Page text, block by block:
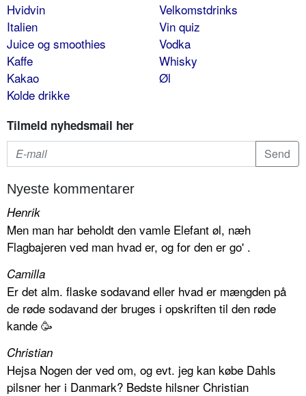
Hvidvin
Italien
Juice og smoothies
Kaffe
Kakao
Kolde drikke
Velkomstdrinks
Vin quiz
Vodka
Whisky
Øl
Tilmeld nyhedsmail her
Nyeste kommentarer
Henrik
Men man har beholdt den vamle Elefant øl, næh
Flagbajeren ved man hvad er, og for den er go' .
Camilla
Er det alm. flaske sodavand eller hvad er mængden på
de røde sodavand der bruges i opskriften til den røde
kande 🥳
Christian
Hejsa Nogen der ved om, og evt. jeg kan købe Dahls
pilsner her i Danmark? Bedste hilsner Christian